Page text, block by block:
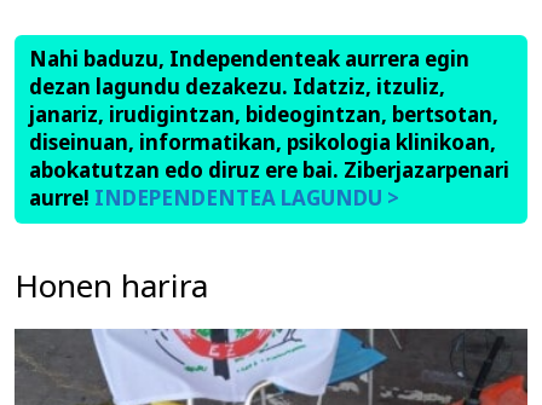
Nahi baduzu, Independenteak aurrera egin
dezan lagundu dezakezu. Idatziz, itzuliz,
janariz, irudigintzan, bideogintzan, bertsotan,
diseinuan, informatikan, psikologia klinikoan,
abokatutzan edo diruz ere bai. Ziberjazarpenari
aurre! INDEPENDENTEA LAGUNDU >
Honen harira